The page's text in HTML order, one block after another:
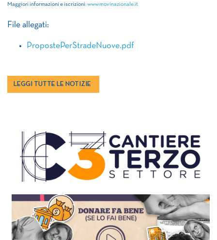
Maggiori informazioni e iscrizioni: www.movinazionale.it
File allegati:
PropostePerStradeNuove.pdf
LEGGI TUTTE LE NOTIZIE